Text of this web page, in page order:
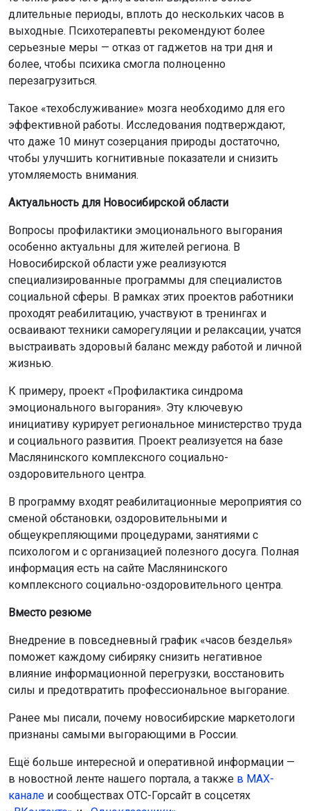
длительные периоды, вплоть до нескольких часов в
выходные. Психотерапевты рекомендуют более
серьезные меры — отказ от гаджетов на три дня и
более, чтобы психика смогла полноценно
перезагрузиться.
Такое «техобслуживание» мозга необходимо для его
эффективной работы. Исследования подтверждают,
что даже 10 минут созерцания природы достаточно,
чтобы улучшить когнитивные показатели и снизить
утомляемость внимания.
Актуальность для Новосибирской области
Вопросы профилактики эмоционального выгорания
особенно актуальны для жителей региона. В
Новосибирской области уже реализуются
специализированные программы для специалистов
социальной сферы. В рамках этих проектов работники
проходят реабилитацию, участвуют в тренингах и
осваивают техники саморегуляции и релаксации, учатся
выстраивать здоровый баланс между работой и личной
жизнью.
К примеру, проект «Профилактика синдрома
эмоционального выгорания». Эту ключевую
инициативу курирует региональное министерство труда
и социального развития. Проект реализуется на базе
Маслянинского комплексного социально-
оздоровительного центра.
В программу входят реабилитационные мероприятия со
сменой обстановки, оздоровительными и
общеукрепляющими процедурами, занятиями с
психологом и с организацией полезного досуга. Полная
информация есть на сайте Маслянинского
комплексного социально-оздоровительного центра.
Вместо резюме
Внедрение в повседневный график «часов безделья»
поможет каждому сибиряку снизить негативное
влияние информационной перегрузки, восстановить
силы и предотвратить профессиональное выгорание.
Ранее мы писали, почему новосибирские маркетологи
признаны самыми выгорающими в России.
Ещё больше интересной и оперативной информации —
в новостной ленте нашего портала, а также в МАХ-
канале и сообществах ОТС-Горсайт в соцсетях